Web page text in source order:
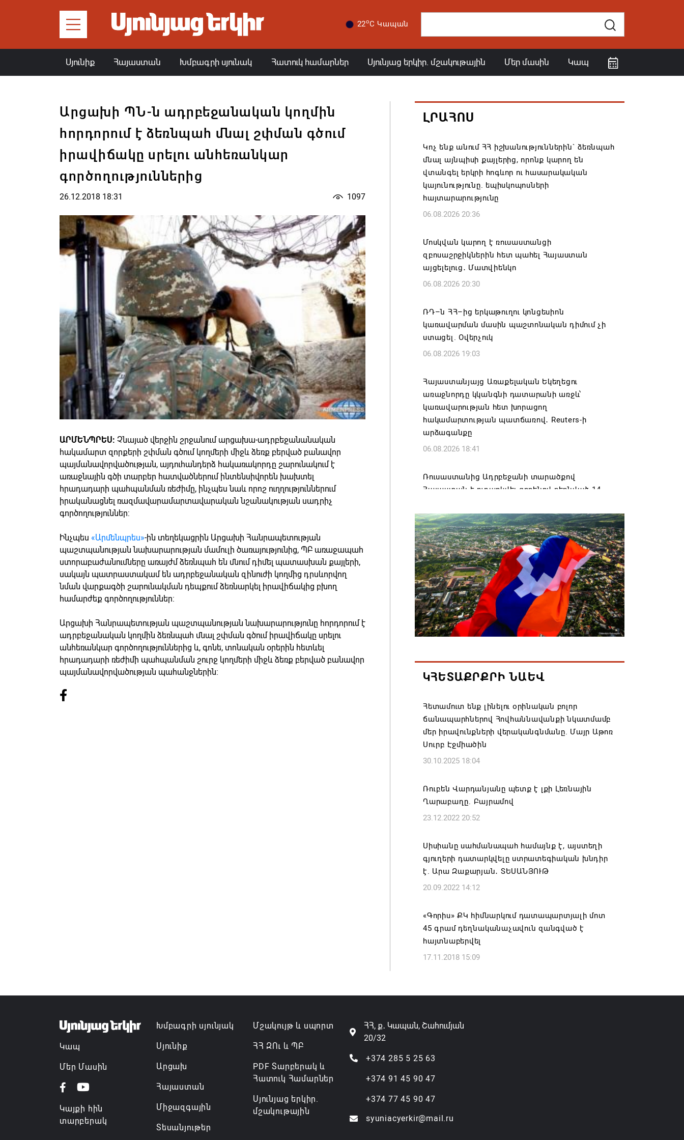
22oC Կապան
Սյունիք Հայաստան Խմբագրի սյունակ Հատուկ համարներ Սյունյաց երկիր. մշակութային Մեր մասին Կապ
Արցախի ՊՆ-ն ադրբեջանական կողմին
հորդորում է ձեռնպահ մնալ շփման գծում
իրավիճակը սրելու անհեռանկար
գործողություններից
26.12.2018 18:31 1097
ԱՐՄԵՆՊՐԵՍ: Չնայած վերջին շրջանում արցախա-ադրբեջանանական
հակամարտ զորքերի շփման գծում կողմերի միջև ձեռք բերված բանավոր
պայմանավորվածության, այդուհանդերձ հակառակորդը շարունակում է
առաջնային գծի տարբեր հատվածներում ինտենսիվորեն խախտել
հրադադարի պահպանման ռեժիմը, ինչպես նաև որոշ ուղղություններում
իրականացնել ռազմավարամարտավարական նշանակության սադրիչ
գործողություններ:
Ինչպես «Արմենպրես»-ին տեղեկացրին Արցախի Հանրապետության
պաշտպանության նախարարության մամուլի ծառայությունից, ՊԲ առաջապահ
ստորաբաժանումները առայժմ ձեռնպահ են մնում դիմել պատասխան քայլերի,
սակայն պատրաստակամ են ադրբեջանական զինուժի կողմից դրսևորվող
նման վարքագծի շարունակման դեպքում ձեռնարկել իրավիճակից բխող
համարժեք գործողություններ:
Արցախի Հանրապետության պաշտպանության նախարարությունը հորդորում է
ադրբեջանական կողմին ձեռնպահ մնալ շփման գծում իրավիճակը սրելու
անհեռանկար գործողություններից և, գոնե, տոնական օրերին հետևել
հրադադարի ռեժիմի պահպանման շուրջ կողմերի միջև ձեռք բերված բանավոր
պայմանավորվածության պահանջներին:
ԼՐԱՀՈՍ
Կոչ ենք անում ՀՀ իշխանություններին` ձեռնպահ
մնալ այնպիսի քայլերից, որոնք կարող են
վտանգել երկրի հոգևոր ու հասարակական
կայունությունը. եպիսկոպոսների
հայտարարությունը
06.08.2026 20:36
Մոսկվան կարող է ռուսաստանցի
զբոսաշրջիկներին հետ պահել Հայաստան
այցելելուց․ Մատվիենկո
06.08.2026 20:30
ՌԴ–ն ՀՀ–ից երկաթուղու կոնցեսիոն
կառավարման մասին պաշտոնական դիմում չի
ստացել. Օվերչուկ
06.08.2026 19:03
Հայաստանյայց Առաքելական Եկեղեցու
առաջնորդը կկանգնի դատարանի առջև՝
կառավարության հետ խորացող
հակամարտության պատճառով․ Reuters-ի
արձագանքը
06.08.2026 18:41
Ռուսաստանից Ադրբեջանի տարածքով
Հայաստան է ուղարկվել ցորենով բեռնված 14
06.08.2026 17:52
«Հայաստան» խմբակցությունը ևս մասնակցելու է
դատավարությանը՝ ի աջակցություն Ամենայն
Հայոց կաթողիկոսի և սրբազանների. Աննա
Գրիգորյան
06.08.2026 17:04
Քրիստիննե Գրիգորյանը վերանշանակվել է
06.08.2026 14:21
է թե՛ երկրի ներսում ազգային համերաշխության
պահպանման, թե՛ արտաքին ճակատում հայ
ժողովրդի շահերի պաշտպանության գործը
տնօրեն, իսկ նրա տեղակալ Արամ Հակոբյանն
ազատվել է պաշտոնից
06.08.2026 14:16
Կառավարությունը փոխում է երեք
նախարարությունների անվանումները
վերաքննիչ բողոքի քննությունը
06.08.2026 12:43
ԿՀԵՏԱՔՐՔՐԻ ՆԱԵՎ
Հետամուտ ենք լինելու օրինական բոլոր
ճանապարհներով Հովհաննավանքի նկատմամբ
մեր իրավունքների վերականգնմանը. Մայր Աթոռ
Սուրբ Էջմիածին
30.10.2025 18:04
Ռուբեն Վարդանյանը պետք է լքի Լեռնային
Ղարաբաղը. Բայրամով
23.12.2022 20:52
Սիսիանը սահմանապահ համայնք է, այստեղի
գյուղերի դատարկվելը ստրատեգիական խնդիր
է. Արա Զաքարյան․ ՏԵՍԱՆՅՈՒԹ
20.09.2022 14:12
«Գորիս» ՔԿ հիմնարկում դատապարտյալի մոտ
45 գրամ դեղնականաչավուն զանգված է
հայտնաբերվել
17.11.2018 15:09
Կապ
Մեր Մասին
Կայքի հին
տարբերակ
Խմբագրի սյունյակ
Սյունիք
Արցախ
Հայաստան
Միջազգային
Տեսանյութեր
Մշակույթ և սպորտ
ՀՀ ԶՈւ և ՊԲ
PDF Տարբերակ և
Հատուկ Համարներ
Սյունյաց երկիր.
մշակութային
ՀՀ, ք․ Կապան, Շահումյան
20/32
+374 285 5 25 63
+374 91 45 90 47
+374 77 45 90 47
syuniacyerkir@mail.ru